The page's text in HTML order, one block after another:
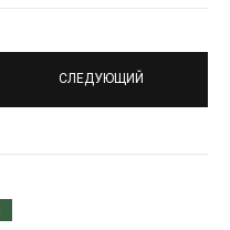
СЛЕДУЮЩИЙ